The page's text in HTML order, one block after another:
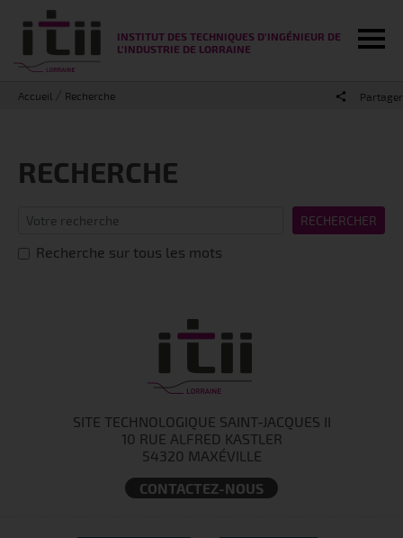
INSTITUT DES TECHNIQUES D'INGÉNIEUR DE
L'INDUSTRIE DE LORRAINE
Accueil Recherche Partager
RECHERCHE
RECHERCHER
Recherche sur tous les mots
SITE TECHNOLOGIQUE SAINT-JACQUES II
10 RUE ALFRED KASTLER
54320 MAXÉVILLE
CONTACTEZ-NOUS